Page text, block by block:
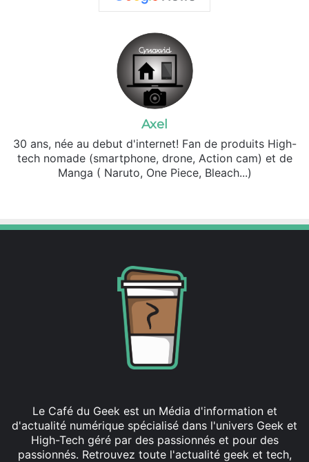
Axel
30 ans, née au debut d'internet! Fan de produits High-
tech nomade (smartphone, drone, Action cam) et de
Manga ( Naruto, One Piece, Bleach...)
Le Café du Geek est un Média d'information et
d'actualité numérique spécialisé dans l'univers Geek et
High-Tech géré par des passionnés et pour des
passionnés. Retrouvez toute l'actualité geek et tech,